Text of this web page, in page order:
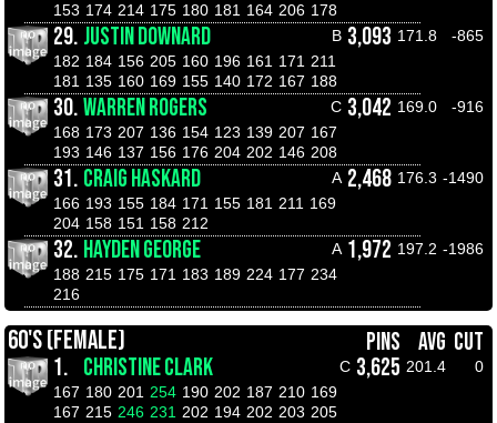
153 174 214 175 180 181 164 206 178
29. JUSTIN DOWNARD B 3,093 171.8
-865
182 184 156 205 160 196 161 171 211
181 135 160 169 155 140 172 167 188
30.WARREN ROGERS C 3,042 169.0
-916
168 173 207 136 154 123 139 207 167
193 146 137 156 176 204 202 146 208
31. CRAIG HASKARD A 2,468 176.3 -1490
166 193 155 184 171 155 181 211 169
204 158 151 158 212
32. HAYDEN GEORGE A 1,972 197.2 -1986
188 215 175 171 183 189 224 177 234
216
60'S (FEMALE) PINS AVG CUT
1. CHRISTINE CLARK C 3,625 201.4
0
167 180 201 254 190 202 187 210 169
167 215 246 231 202 194 202 203 205